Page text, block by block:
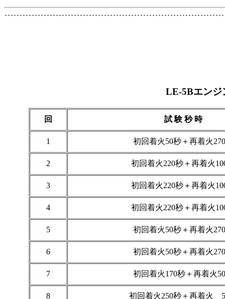
LE-5Bエンジ
回 試 験 秒 時
1 初回着火50秒＋再着火
2 初回着火220秒＋再着火
3 初回着火220秒＋再着火
4 初回着火220秒＋再着火
5 初回着火50秒＋再着火
6 初回着火50秒＋再着火
7 初回着火170秒＋再着火
8 初回着火250秒＋再着火